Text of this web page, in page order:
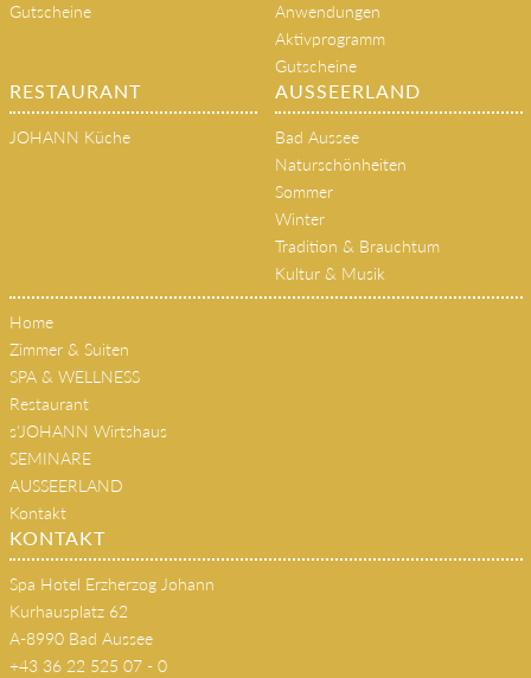
Gutscheine
Anwendungen
Aktivprogramm
Gutscheine
RESTAURANT
JOHANN Küche
AUSSEERLAND
Bad Aussee
Naturschönheiten
Sommer
Winter
Tradition & Brauchtum
Kultur & Musik
Home
Zimmer & Suiten
SPA & WELLNESS
Restaurant
s'JOHANN Wirtshaus
SEMINARE
AUSSEERLAND
Kontakt
KONTAKT
Spa Hotel Erzherzog Johann
Kurhausplatz 62
A-8990 Bad Aussee
+43 36 22 525 07 - 0